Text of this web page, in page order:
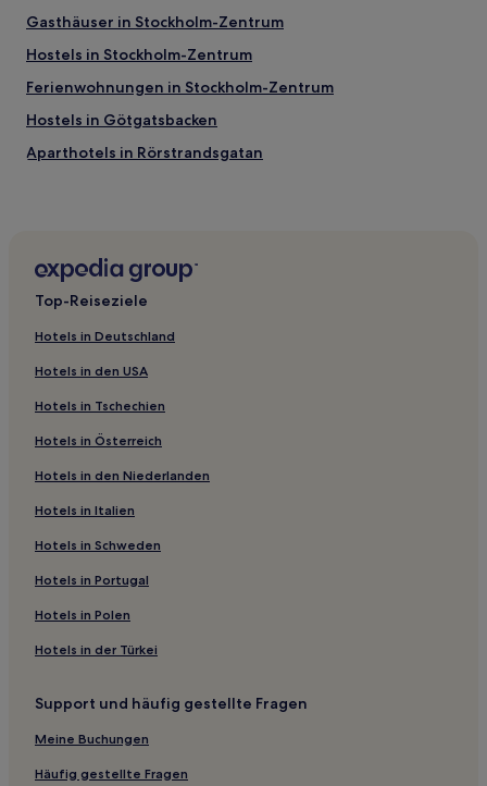
Gasthäuser in Stockholm-Zentrum
Hostels in Stockholm-Zentrum
Ferienwohnungen in Stockholm-Zentrum
Hostels in Götgatsbacken
Aparthotels in Rörstrandsgatan
Aparthotels in Lilla Essingen
2-Sterne-Hotels in Stockholm-Zentrum
4-Sterne-Hotels in Stockholm-Zentrum
5-Sterne-Hotels in Stockholm-Zentrum
3-Sterne-Hotels in Stockholm-Zentrum
3-Sterne-Hotels in Södertälje
3-Sterne-Hotels in SoFo
2-Sterne-Hotels in Långholmen
4-Sterne-Hotels in Smedsuddsbadet
2-Sterne-Hotels in Drottninggatan
5-Sterne-Hotels in Drottninggatan
5-Sterne-Hotels in Götgatsbacken
Business in Gemeinde Stockholm
Hotels mit Parkplatz in Gemeinde Stockholm
Hotels mit Fitnessbereich in Stockholm-Zentrum
Top-Reiseziele
Hotels in Deutschland
Hotels in den USA
Hotels in Tschechien
Hotels in Österreich
Hotels in den Niederlanden
Hotels in Italien
Hotels in Schweden
Hotels in Portugal
Hotels in Polen
Hotels in der Türkei
Support und häufig gestellte Fragen
Meine Buchungen
Häufig gestellte Fragen